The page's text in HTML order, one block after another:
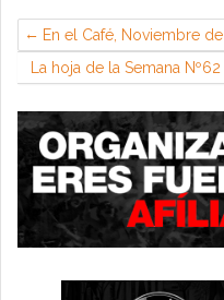
En el Café, Noviembre
La hoja de la Semana